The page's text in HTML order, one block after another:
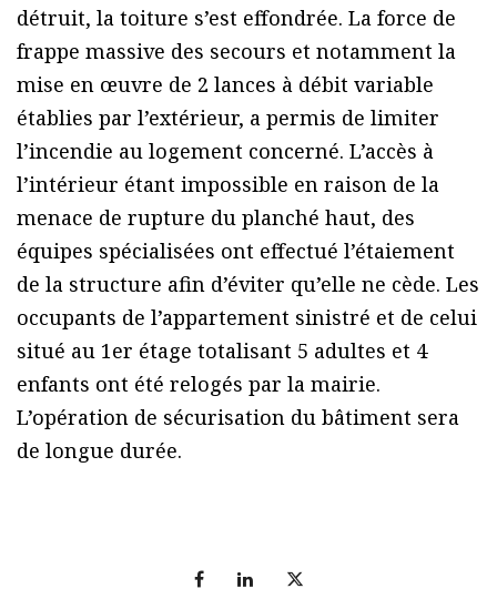
détruit, la toiture s’est effondrée. La force de
frappe massive des secours et notamment la
mise en œuvre de 2 lances à débit variable
établies par l’extérieur, a permis de limiter
l’incendie au logement concerné. L’accès à
l’intérieur étant impossible en raison de la
menace de rupture du planché haut, des
équipes spécialisées ont effectué l’étaiement
de la structure afin d’éviter qu’elle ne cède. Les
occupants de l’appartement sinistré et de celui
situé au 1er étage totalisant 5 adultes et 4
enfants ont été relogés par la mairie.
L’opération de sécurisation du bâtiment sera
de longue durée.